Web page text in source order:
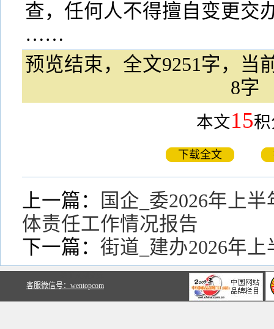
查，任何人不得擅自变更交
……
预览结束，全文9251字，当
8字
本文15
下载全文
上一篇：
国企_委2026年上
体责任工作情况报告
下一篇： 街道_建办2026年
客服微信号：wentopcom